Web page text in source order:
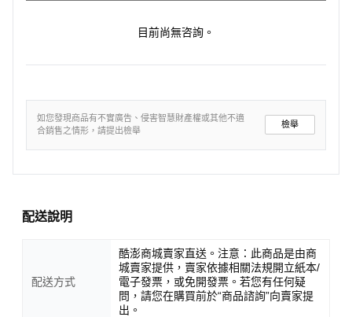
目前尚無咨詢。
如您發現商品有不實廣告、侵害智慧財產權或其他不適
合銷售之情形，請提出檢舉
檢舉
配送說明
配送方式
酷澎商城賣家直送。注意：此商品是由商
城賣家提供，賣家依據相關法規開立紙本/
電子發票，或免開發票。若您有任何疑
問，請您在購買前於“商品諮詢”向賣家提
出。